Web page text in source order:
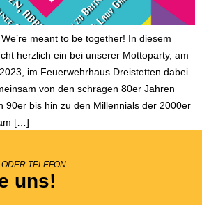
meant to be together! In diesem
herzlich ein bei unserer Mottoparty, am
im Feuerwehrhaus Dreistetten dabei
von den schrägen 80er Jahren
90er bis hin zu den Millennials der 2000er
[…]
TELEFON
uns!